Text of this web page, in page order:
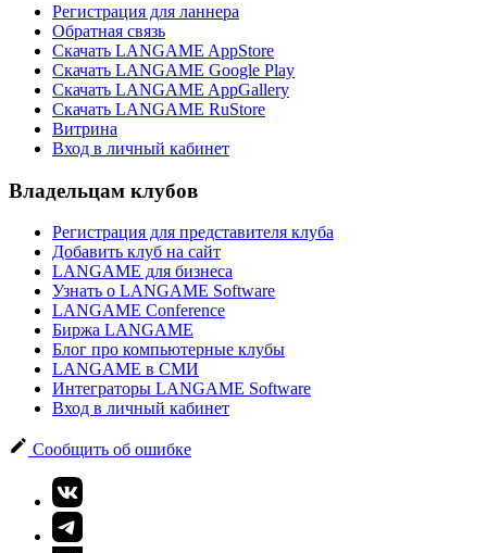
Регистрация для ланнера
Обратная связь
Скачать LANGAME AppStore
Скачать LANGAME Google Play
Скачать LANGAME AppGallery
Скачать LANGAME RuStore
Витрина
Вход в личный кабинет
Владельцам клубов
Регистрация для представителя клуба
Добавить клуб на сайт
LANGAME для бизнеса
Узнать о LANGAME Software
LANGAME Conference
Биржа LANGAME
Блог про компьютерные клубы
LANGAME в СМИ
Интеграторы LANGAME Software
Вход в личный кабинет
Сообщить об ошибке